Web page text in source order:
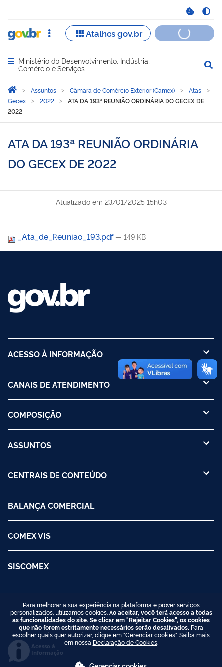
Abrir menu principal de navegação
Ministério do Desenvolvimento, Indústria,
Comércio e Serviços
Você está aqui:
Página Inicial
Assuntos Câmara de Comércio Exterior (Camex)
Atas
Gecex
2022
ATA DA 193ª REUNIÃO ORDINÁRIA DO GECEX DE
2022
ATA DA 193ª REUNIÃO ORDINÁRIA
DO GECEX DE 2022
Atualizado em 23/01/2025 15h03
_Ata_de_Reuniao_193.pdf — 149 KB
ACESSO À INFORMAÇÃO
CANAIS DE ATENDIMENTO
COMPOSIÇÃO
ASSUNTOS
CENTRAIS DE CONTEÚDO
BALANÇA COMERCIAL
COMEX VIS
SISCOMEX
Acesso à
Informação
Para melhorar a sua experiência na plataforma e prover serviços
personalizados, utilizamos cookies. Ao aceitar, você terá acesso a todas
as funcionalidades do site. Se clicar em "Rejeitar Cookies", os cookies
que não forem estritamente necessários serão desativados. Para
escolher quais quer autorizar, clique em "Gerenciar cookies". Saiba mais
em nossa Declaração de Cookies.